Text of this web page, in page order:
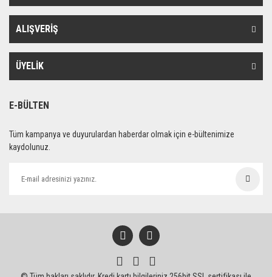
ALIŞVERİŞ
ÜYELİK
E-BÜLTEN
Tüm kampanya ve duyurulardan haberdar olmak için e-bültenimize
kaydolunuz.